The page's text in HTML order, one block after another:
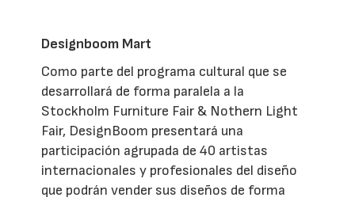
Designboom Mart
Como parte del programa cultural que se
desarrollará de forma paralela a la
Stockholm Furniture Fair & Nothern Light
Fair, DesignBoom presentará una
participación agrupada de 40 artistas
internacionales y profesionales del diseño
que podrán vender sus diseños de forma